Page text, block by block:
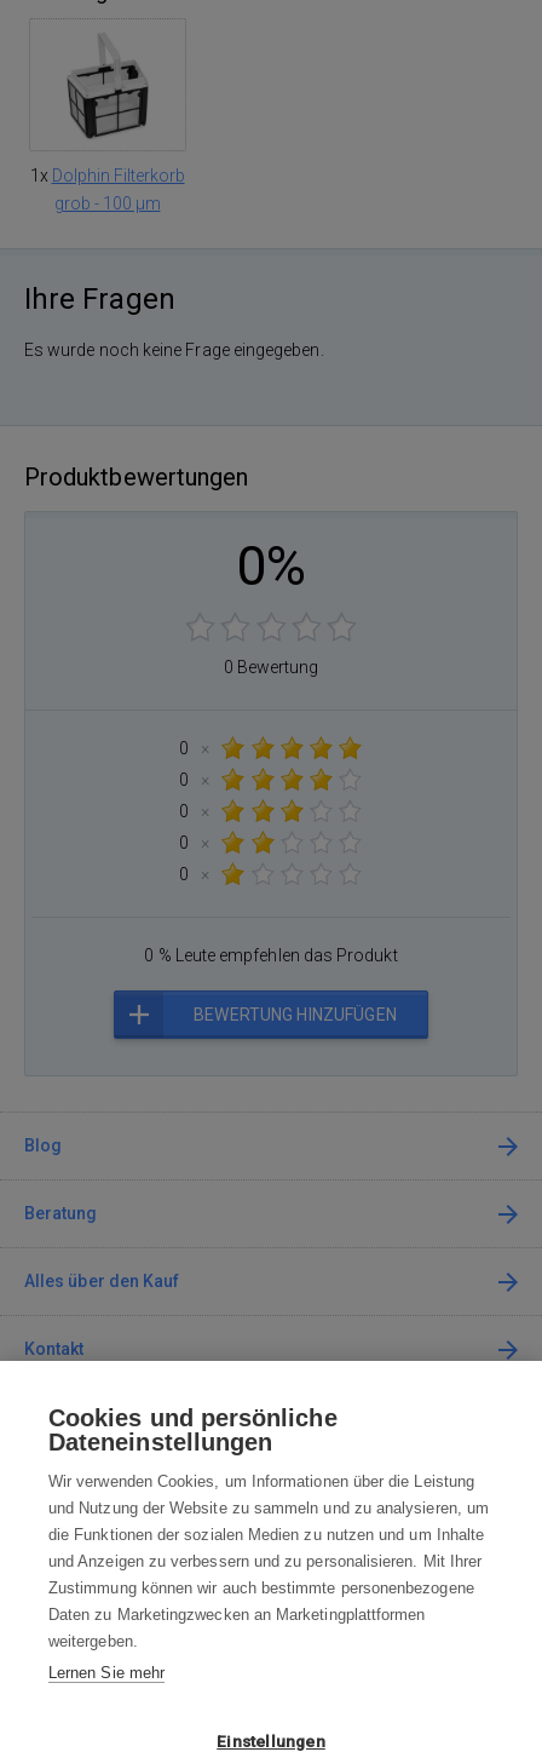
1x Dolphin Filterkorb
grob - 100 µm
Ihre Fragen
Es wurde noch keine Frage eingegeben.
Produktbewertungen
0%
0 Bewertung
0
×
0
×
0
×
0
×
0
×
0 % Leute empfehlen das Produkt
BEWERTUNG HINZUFÜGEN
Blog
Beratung
Alles über den Kauf
Kontakt
Kontaktieren Sie uns
info@robotworld.at
+49 25 197 159 962 Mo-Fr 8:00—16:00 Uhr
ALLE KONTAKTE
WIDERRUFSBELEHRUNG
DATENSCHUTZERKLÄRUNG
Cookies und persönliche
Dateneinstellungen
Wir verwenden Cookies, um Informationen über die Leistung
und Nutzung der Website zu sammeln und zu analysieren, um
die Funktionen der sozialen Medien zu nutzen und um Inhalte
und Anzeigen zu verbessern und zu personalisieren. Mit Ihrer
Zustimmung können wir auch bestimmte personenbezogene
Daten zu Marketingzwecken an Marketingplattformen
weitergeben.
Lernen Sie mehr
Einstellungen